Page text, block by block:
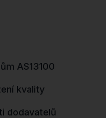
AS13100
kvality
dodavatelů